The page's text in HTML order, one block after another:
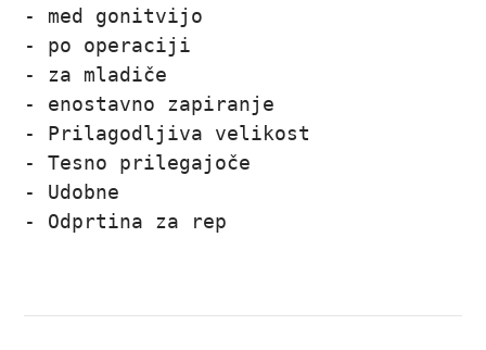
- med gonitvijo
- po operaciji
- za mladiče
- enostavno zapiranje
- Prilagodljiva velikost
- Tesno prilegajoče
- Udobne
- Odprtina za rep